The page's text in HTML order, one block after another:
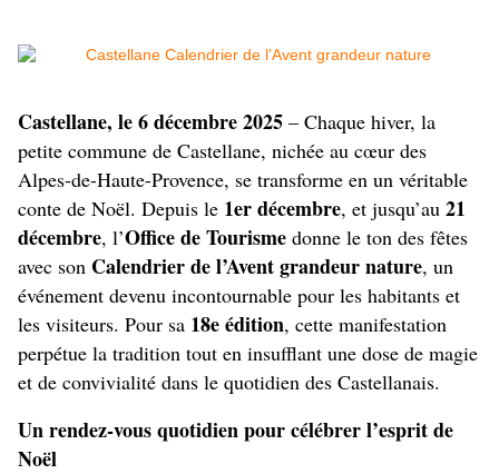
Castellane, le 6 décembre 2025 – Chaque hiver, la
petite commune de Castellane, nichée au cœur des
Alpes-de-Haute-Provence, se transforme en un véritable
conte de Noël. Depuis le 1er décembre, et jusqu’au 21
décembre, l’Office de Tourisme donne le ton des fêtes
avec son Calendrier de l’Avent grandeur nature, un
événement devenu incontournable pour les habitants et
les visiteurs. Pour sa 18e édition, cette manifestation
perpétue la tradition tout en insufflant une dose de magie
et de convivialité dans le quotidien des Castellanais.
Un rendez-vous quotidien pour célébrer l’esprit de
Noël